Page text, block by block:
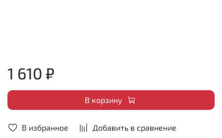
В избранное Добавить в сравнение
1 610 ₽
В корзину